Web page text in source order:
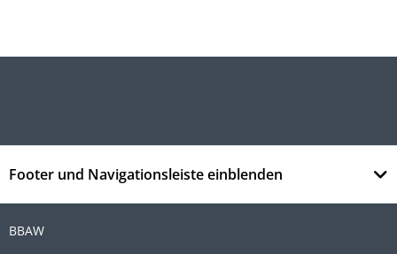
Footer und Navigationsleiste einblenden
BBAW